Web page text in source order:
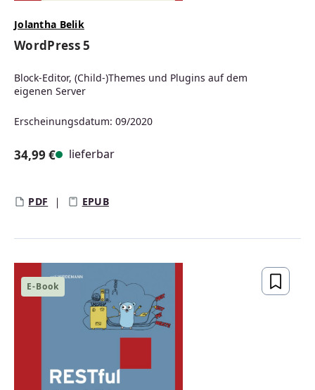
Jolantha Belik
WordPress 5
Block-Editor, (Child-)Themes und Plugins auf dem
eigenen Server
Erscheinungsdatum: 09/2020
34,99 € lieferbar
PDF EPUB
E-Book